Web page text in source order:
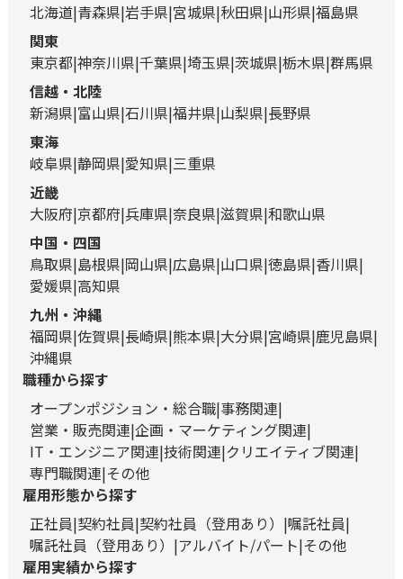
北海道 青森県 岩手県 宮城県 秋田県 山形県 福島県
関東
東京都 神奈川県 千葉県 埼玉県 茨城県 栃木県 群馬県
信越・北陸
新潟県 富山県 石川県 福井県 山梨県 長野県
東海
岐阜県 静岡県 愛知県 三重県
近畿
大阪府 京都府 兵庫県 奈良県 滋賀県 和歌山県
中国・四国
鳥取県 島根県 岡山県 広島県 山口県 徳島県 香川県
愛媛県 高知県
九州・沖縄
福岡県 佐賀県 長崎県 熊本県 大分県 宮崎県 鹿児島県
沖縄県
職種から探す
オープンポジション・総合職 事務関連
営業・販売関連 企画・マーケティング関連
IT・エンジニア関連 技術関連 クリエイティブ関連
専門職関連 その他
雇用形態から探す
正社員 契約社員 契約社員（登用あり）
嘱託社員
嘱託社員（登用あり）
アルバイト/パート その他
雇用実績から探す